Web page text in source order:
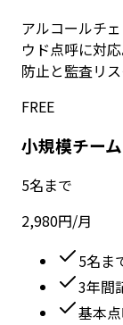
アルコールチ
ウド点呼に対
防止と監査リ
FREE
小規模チー
5名まで
2,980円/月
5名ま
3年間
基本